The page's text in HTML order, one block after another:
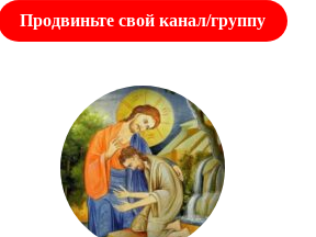
Продвиньте свой канал/группу